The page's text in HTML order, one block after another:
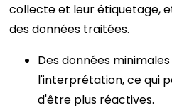
collecte et leur étiquetage,
des données traitées.
Des données
l'interprétation, ce qui
d'être plus réactives.